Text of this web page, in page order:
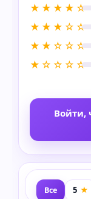
★★★★☆
★★★☆☆
★★☆☆☆
★☆☆☆☆
Войти,
Все